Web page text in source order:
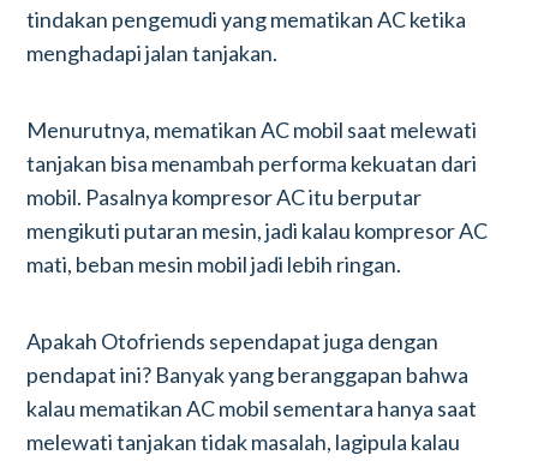
tindakan pengemudi yang mematikan AC ketika
menghadapi jalan tanjakan.
Menurutnya, mematikan AC mobil saat melewati
tanjakan bisa menambah performa kekuatan dari
mobil. Pasalnya kompresor AC itu berputar
mengikuti putaran mesin, jadi kalau kompresor AC
mati, beban mesin mobil jadi lebih ringan.
Apakah Otofriends sependapat juga dengan
pendapat ini? Banyak yang beranggapan bahwa
kalau mematikan AC mobil sementara hanya saat
melewati tanjakan tidak masalah, lagipula kalau